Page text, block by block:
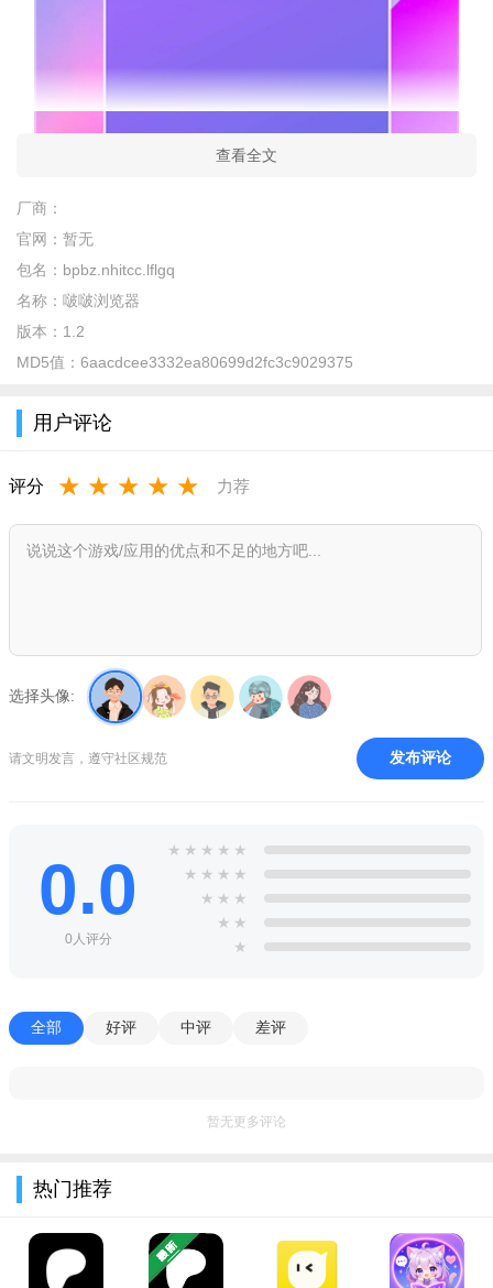
啵啵浏览器有病毒吗?
优质观看体验，无广告弹窗。
啵啵浏览器和普通版对比
1、高速与节能：基于WebKit引擎，更好的保证了页面加载的
高速度，而且无后台驻留进程，有效省电省流量。
下不会保存任何浏览痕迹，包括登录信息和cookies，退出后还会
自动清除敏感记录。
3、智能优化：拥有智能过滤广告功能，可以屏蔽黑名单中的
广告内容，提高用户浏览质量，并实现快速搜索，支持智能提示
波波浏览器怎么用？
2、搜索的速度非常快，只需要点击搜索就能轻松获得大量的
删除，让你的浏览足迹不展示给任何的人。
4、平台不会进行任何后台运行，而且会在用户退出时，完整
查看全文
厂商：
官网： 暂无
包名： bpbz.nhitcc.lflgq
名称： 啵啵浏览器
版本： 1.2
MD5值： 6aacdcee3332ea80699d2fc3c9029375
用户评论
评分 ★ ★ ★ ★ ★ 力荐
选择头像:
请文明发言，遵守社区规范 发布评论
0.0
0人评分
★ ★ ★ ★ ★
★ ★ ★ ★
★ ★ ★
★ ★
★
全部 好评 中评 差评
暂无更多评论
热门推荐